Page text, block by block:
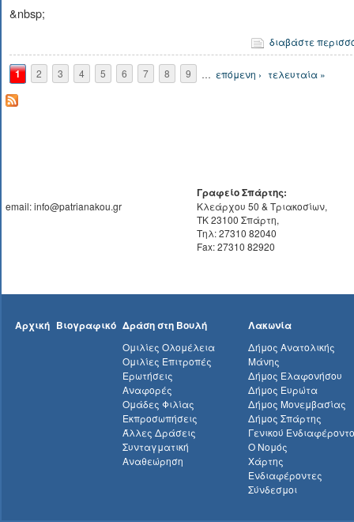
&nbsp;
διαβάστε
Σελίδες
1 2 3 4 5 6 7 8 9 … επόμενη › τελευταία »
email: info@patrianakou.gr
Γραφείο Σπάρτης:
Κλεάρχου 50 & Τριακοσίων,
ΤΚ 23100 Σπάρτη,
Τηλ: 27310 82040
Fax: 27310 82920
Αρχική Βιογραφικό Δράση στη Βουλή
Ομιλίες Ολομέλεια
Ομιλίες Επιτροπές
Ερωτήσεις
Αναφορές
Ομάδες Φιλίας
Εκπροσωπήσεις
Άλλες Δράσεις
Συνταγματική
Αναθεώρηση
Λακωνία
Δήμος Ανατολικής
Μάνης
Δήμος Ελαφονήσου
Δήμος Ευρώτα
Δήμος Μονεμβασίας
Δήμος Σπάρτης
Γενικού
Ο Νομός
Χάρτης
Ενδιαφέροντες
Σύνδεσμοι